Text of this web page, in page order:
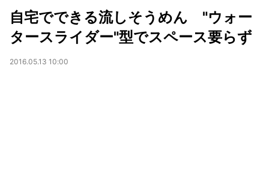
自宅でできる流しそうめん "ウォー
タースライダー"型でスペース要らず
2016.05.13 10:00